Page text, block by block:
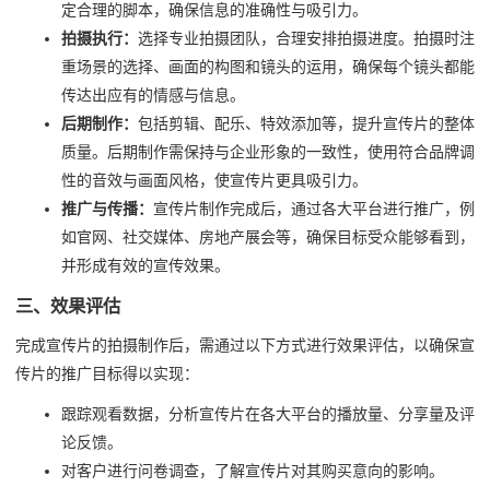
定合理的脚本，确保信息的准确性与吸引力。
拍摄执行： 选择专业拍摄团队，合理安排拍摄进度。拍摄时注
重场景的选择、画面的构图和镜头的运用，确保每个镜头都能
传达出应有的情感与信息。
后期制作： 包括剪辑、配乐、特效添加等，提升宣传片的整体
质量。后期制作需保持与企业形象的一致性，使用符合品牌调
性的音效与画面风格，使宣传片更具吸引力。
推广与传播： 宣传片制作完成后，通过各大平台进行推广，例
如官网、社交媒体、房地产展会等，确保目标受众能够看到，
并形成有效的宣传效果。
三、效果评估
完成宣传片的拍摄制作后，需通过以下方式进行效果评估，以确保宣
传片的推广目标得以实现：
跟踪观看数据，分析宣传片在各大平台的播放量、分享量及评
论反馈。
对客户进行问卷调查，了解宣传片对其购买意向的影响。